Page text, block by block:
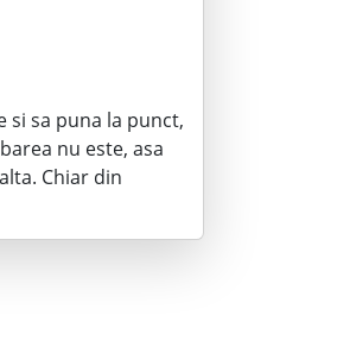
si sa puna la punct,
nu este, asa
Chiar din